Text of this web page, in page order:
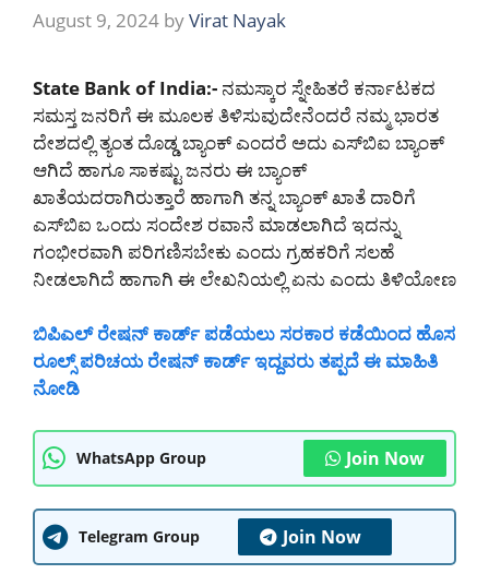
August 9, 2024 byVirat Nayak
State Bank of India:- ನಮಸ್ಕಾರ ಸ್ನೇಹಿತರೆ ಕರ್ನಾಟಕದ
ಸಮಸ್ತ ಜನರಿಗೆ ಈ ಮೂಲಕ ತಿಳಿಸುವುದೇನೆಂದರೆ ನಮ್ಮ ಭಾರತ
ದೇಶದಲ್ಲಿ ತ್ಯಂತ ದೊಡ್ಡ ಬ್ಯಾಂಕ್ ಎಂದರೆ ಅದು ಎಸ್‌ಬಿಐ ಬ್ಯಾಂಕ್
ಆಗಿದೆ ಹಾಗೂ ಸಾಕಷ್ಟು ಜನರು ಈ ಬ್ಯಾಂಕ್
ಖಾತೆಯದರಾಗಿರುತ್ತಾರೆ ಹಾಗಾಗಿ ತನ್ನ ಬ್ಯಾಂಕ್ ಖಾತೆ ದಾರಿಗೆ
ಎಸ್‌ಬಿಐ ಒಂದು ಸಂದೇಶ ರವಾನೆ ಮಾಡಲಾಗಿದೆ ಇದನ್ನು
ಗಂಭೀರವಾಗಿ ಪರಿಗಣಿಸಬೇಕು ಎಂದು ಗ್ರಹಕರಿಗೆ ಸಲಹೆ
ನೀಡಲಾಗಿದೆ ಹಾಗಾಗಿ ಈ ಲೇಖನಿಯಲ್ಲಿ ಏನು ಎಂದು ತಿಳಿಯೋಣ
ಬಿಪಿಎಲ್ ರೇಷನ್ ಕಾರ್ಡ್ ಪಡೆಯಲು ಸರಕಾರ ಕಡೆಯಿಂದ ಹೊಸ
ರೂಲ್ಸ್ ಪರಿಚಯ ರೇಷನ್ ಕಾರ್ಡ್ ಇದ್ದವರು ತಪ್ಪದೆ ಈ ಮಾಹಿತಿ
ನೋಡಿ
WhatsApp Group Join Now
Telegram Group Join Now